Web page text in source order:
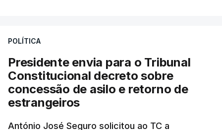
sistema mais simples, mais justo e transparente".
"Sempre que seja possível reduzir burocracias,
eliminar sobreposições e garantir que os apoios
chegam a quem mais necessita, estaremos a dar
um passo na direção certa", argumenta o
Presidente da República.
POLÍTICA
Presidente envia para o Tribunal
Constitucional decreto sobre
concessão de asilo e retorno de
estrangeiros
António José Seguro solicitou ao TC a